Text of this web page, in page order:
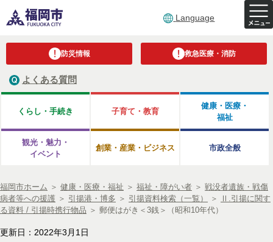
Language
防災情報 救急医療・消防
よくある質問
くらし・手続き 子育て・教育
健康・医療・
福祉
観光・魅力・
イベント
創業・産業・ビジネス 市政全般
福岡市ホーム ＞ 健康・医療・福祉 ＞ 福祉・障がい者 ＞ 戦没者遺族・戦傷
病者等への援護 ＞ 引揚港・博多 ＞ 引揚資料検索（一覧） ＞
Ⅱ.引揚に関す
る資料 / 引揚時携行物品 ＞ 郵便はがき＜3銭＞（昭和10年代）
更新日：2022年3月1日